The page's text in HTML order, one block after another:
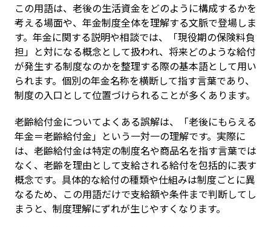
この用語は、老後の生活資金をどのように構成するかを
考える場面や、年金制度全体を理解する文脈で登場しま
す。年金に関する説明や相談では、「現役期の保険料負
担」と対になる概念として扱われ、将来どのような給付
が発生する制度なのかを整理する際の基本語として用い
られます。個別の年金名称を横断して指す言葉であり、
制度の入口として位置づけられることが多くあります。
老齢給付金についてよくある誤解は、「老後にもらえる
年金＝老齢給付金」という一対一の理解です。実際に
は、老齢給付金は特定の制度名や商品名を指す言葉では
なく、老齢を理由として支給される給付を包括的に表す
概念です。具体的な給付の種類や仕組みは制度ごとに異
なるため、この用語だけで支給額や条件まで判断してし
まうと、制度理解にずれが生じやすくなります。